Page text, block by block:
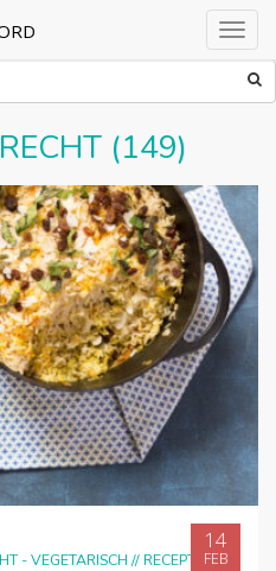
(149)
- VEGETARISCH //RECEPTEN
14
FEB